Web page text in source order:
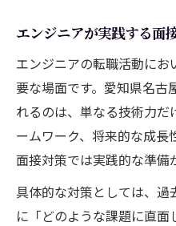
エンジニアが実践する面
エンジニアの転職活動に
要な場面です。愛知県名古
れるのは、単なる技術力
ームワーク、将来的な成長
面接対策では実践的な準備
具体的な対策としては、過
に「どのような課題に直面